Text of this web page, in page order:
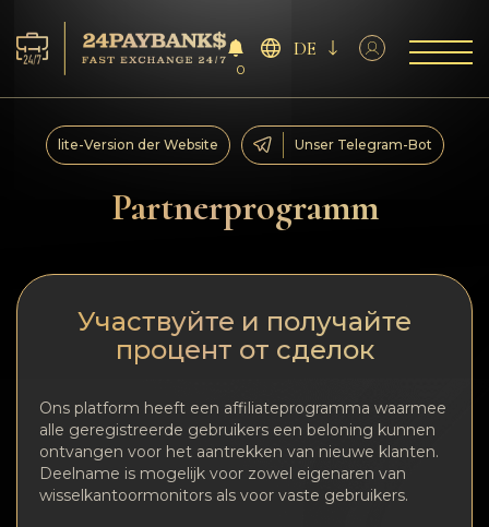
Services
Reserven
Feedback
Regeln
AML/CFT
Vertraulichkeit
0
DE
Partnerprogramm
lite-Version der Website Unser Telegram-Bot
Участвуйте и получайте
процент от сделок
Ons platform heeft een affiliateprogramma waarmee
alle geregistreerde gebruikers een beloning kunnen
ontvangen voor het aantrekken van nieuwe klanten.
Deelname is mogelijk voor zowel eigenaren van
wisselkantoormonitors als voor vaste gebruikers.